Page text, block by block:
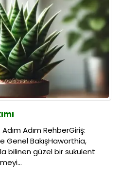
Adım RehberGiriş:
Genel BakışHaworthia,
bilinen güzel bir sukulent